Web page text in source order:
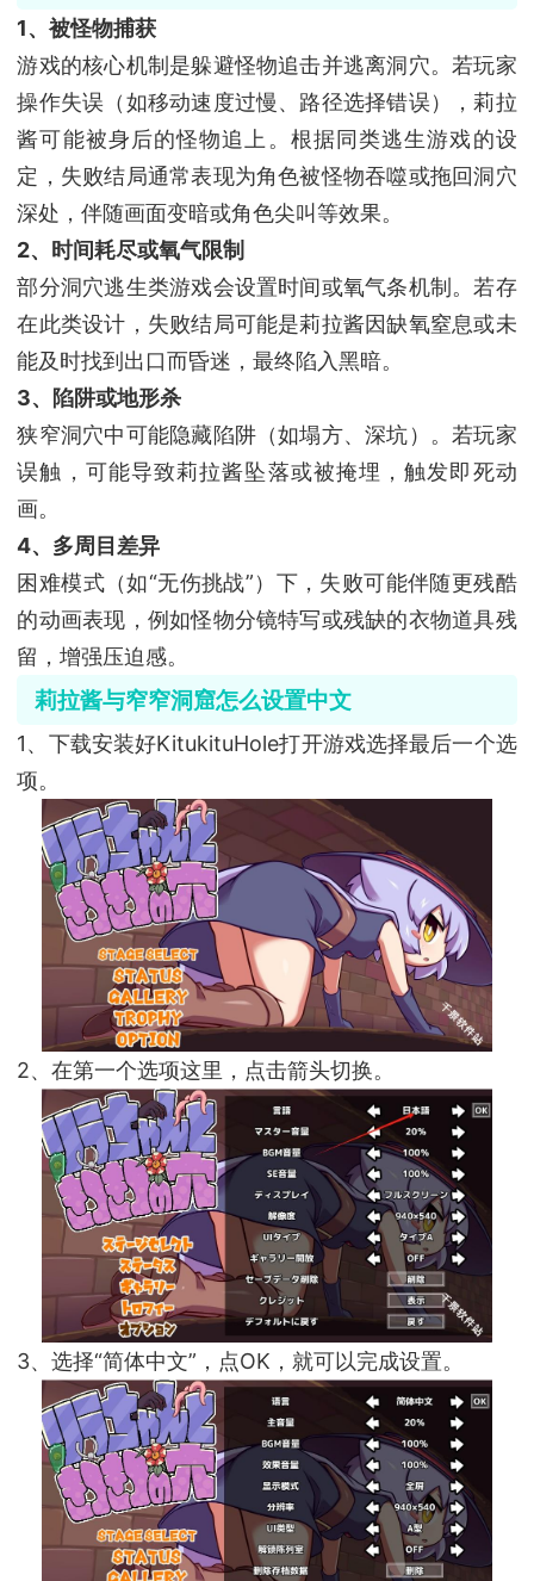
1、被怪物捕获
游戏的核心机制是躲避怪物追击并逃离洞穴。若玩家
操作失误（如移动速度过慢、路径选择错误），莉拉
酱可能被身后的怪物追上。根据同类逃生游戏的设
定，失败结局通常表现为角色被怪物吞噬或拖回洞穴
深处，伴随画面变暗或角色尖叫等效果。
2、时间耗尽或氧气限制
部分洞穴逃生类游戏会设置时间或氧气条机制。若存
在此类设计，失败结局可能是莉拉酱因缺氧窒息或未
能及时找到出口而昏迷，最终陷入黑暗。
3、陷阱或地形杀
狭窄洞穴中可能隐藏陷阱（如塌方、深坑）。若玩家
误触，可能导致莉拉酱坠落或被掩埋，触发即死动
画。
4、多周目差异
困难模式（如“无伤挑战”）下，失败可能伴随更残酷
的动画表现，例如怪物分镜特写或残缺的衣物道具残
留，增强压迫感。
莉拉酱与窄窄洞窟怎么设置中文
1、下载安装好KitukituHole打开游戏选择最后一个选
项。
2、在第一个选项这里，点击箭头切换。
3、选择“简体中文”，点OK，就可以完成设置。